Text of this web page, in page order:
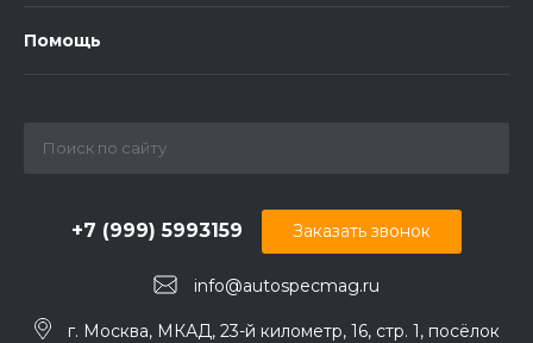
Помощь
+7 (999) 5993159
info@autospecmag.ru
Заказать звонок
г. Москва, МКАД, 23-й километр, 16, стр. 1, посёлок